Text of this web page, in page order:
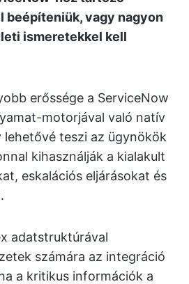
beépíteniük, vagy nagyon
ismeretekkel kell
erőssége a ServiceNow
motorjával való natív
lehetővé teszi az ügynökök
kihasználják a kialakult
eskalációs eljárásokat és
adatstruktúrával
számára az integráció
a kritikus információk a